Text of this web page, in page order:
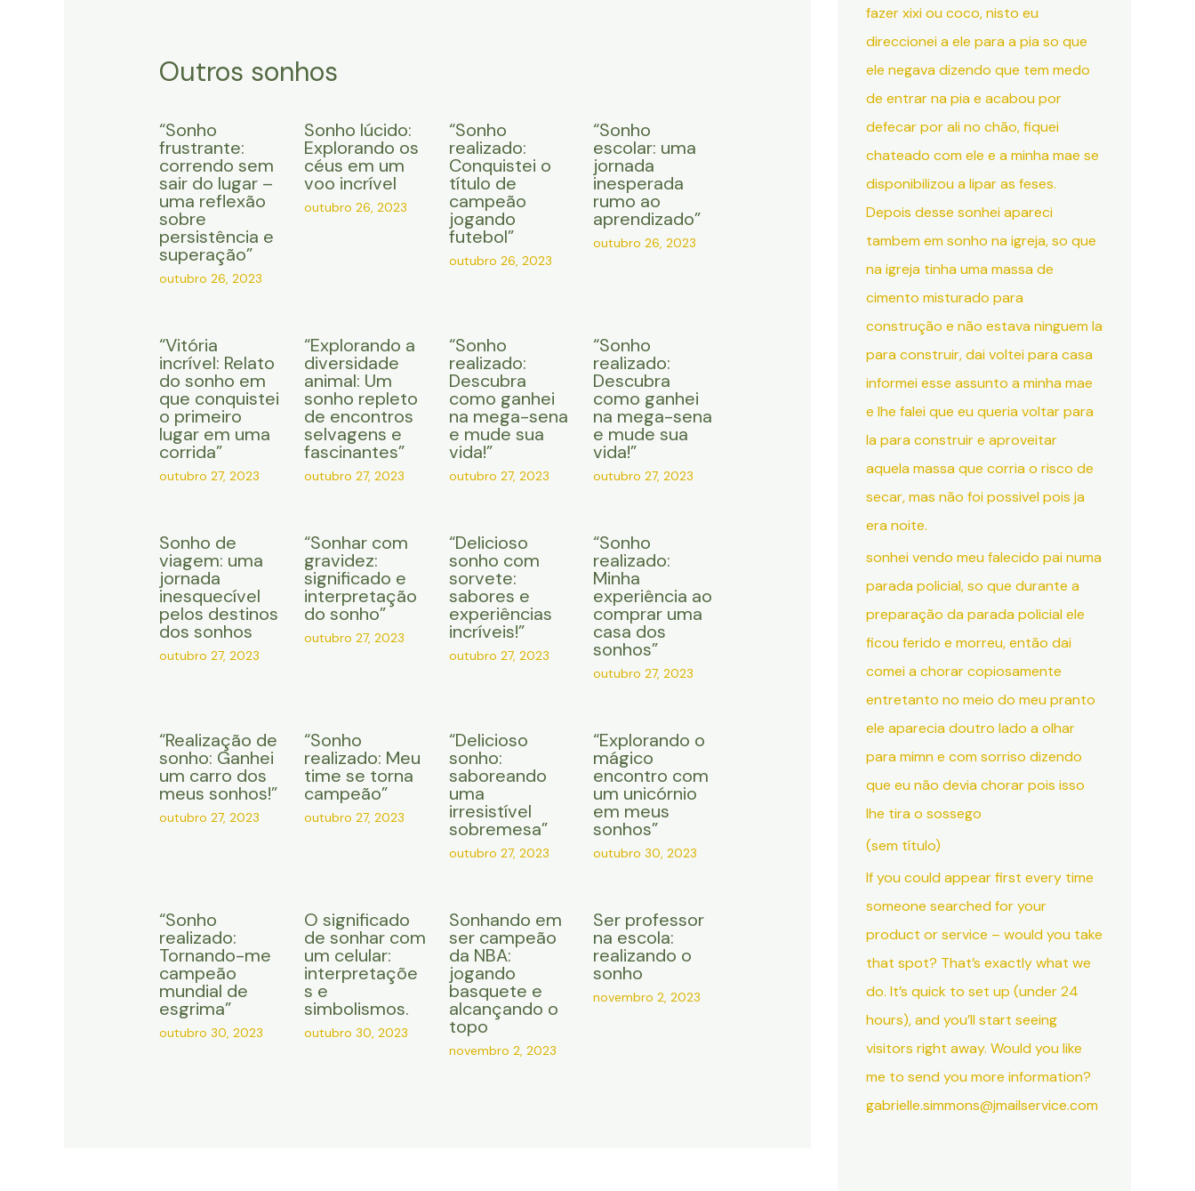
Outros sonhos
“Sonho
frustrante:
correndo sem
sair do lugar –
uma reflexão
sobre
persistência e
superação”
outubro 26, 2023
Sonho lúcido:
Explorando os
céus em um
voo incrível
outubro 26, 2023
“Sonho
realizado:
Conquistei o
título de
campeão
jogando
futebol”
outubro 26, 2023
“Sonho
escolar: uma
jornada
inesperada
rumo ao
aprendizado”
outubro 26, 2023
“Vitória
incrível: Relato
do sonho em
que conquistei
o primeiro
lugar em uma
corrida”
outubro 27, 2023
“Explorando a
diversidade
animal: Um
sonho repleto
de encontros
selvagens e
fascinantes”
outubro 27, 2023
“Sonho
realizado:
Descubra
como ganhei
na mega-sena
e mude sua
vida!”
outubro 27, 2023
“Sonho
realizado:
Descubra
como ganhei
na mega-sena
e mude sua
vida!”
outubro 27, 2023
Sonho de
viagem: uma
jornada
inesquecível
pelos destinos
dos sonhos
outubro 27, 2023
“Sonhar com
gravidez:
significado e
interpretação
do sonho”
outubro 27, 2023
“Delicioso
sonho com
sorvete:
sabores e
experiências
incríveis!”
outubro 27, 2023
“Sonho
realizado:
Minha
experiência ao
comprar uma
casa dos
sonhos”
outubro 27, 2023
“Realização de
sonho: Ganhei
um carro dos
meus sonhos!”
outubro 27, 2023
“Sonho
realizado: Meu
time se torna
campeão”
outubro 27, 2023
“Delicioso
sonho:
saboreando
uma
irresistível
sobremesa”
outubro 27, 2023
“Explorando o
mágico
encontro com
um unicórnio
em meus
sonhos”
outubro 30, 2023
“Sonho
realizado:
Tornando-me
campeão
mundial de
esgrima”
outubro 30, 2023
O significado
de sonhar com
um celular:
interpretaçõe
s e
simbolismos.
outubro 30, 2023
Sonhando em
ser campeão
da NBA:
jogando
basquete e
alcançando o
topo
novembro 2, 2023
Ser professor
na escola:
realizando o
sonho
novembro 2, 2023
fazer xixi ou coco, nisto eu
direccionei a ele para a pia so que
ele negava dizendo que tem medo
de entrar na pia e acabou por
defecar por ali no chão, fiquei
chateado com ele e a minha mae se
disponibilizou a lipar as feses.
Depois desse sonhei apareci
tambem em sonho na igreja, so que
na igreja tinha uma massa de
cimento misturado para
construção e não estava ninguem la
para construir, dai voltei para casa
informei esse assunto a minha mae
e lhe falei que eu queria voltar para
la para construir e aproveitar
aquela massa que corria o risco de
secar, mas não foi possivel pois ja
era noite.
sonhei vendo meu falecido pai numa
parada policial, so que durante a
preparação da parada policial ele
ficou ferido e morreu, então dai
comei a chorar copiosamente
entretanto no meio do meu pranto
ele aparecia doutro lado a olhar
para mimn e com sorriso dizendo
que eu não devia chorar pois isso
lhe tira o sossego
(sem título)
If you could appear first every time
someone searched for your
product or service – would you take
that spot? That’s exactly what we
do. It’s quick to set up (under 24
hours), and you’ll start seeing
visitors right away. Would you like
me to send you more information?
gabrielle.simmons@jmailservice.com